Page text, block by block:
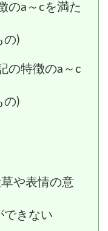
のa～cを満た
の)
の特徴のa～c
の)
や表情の意
できない